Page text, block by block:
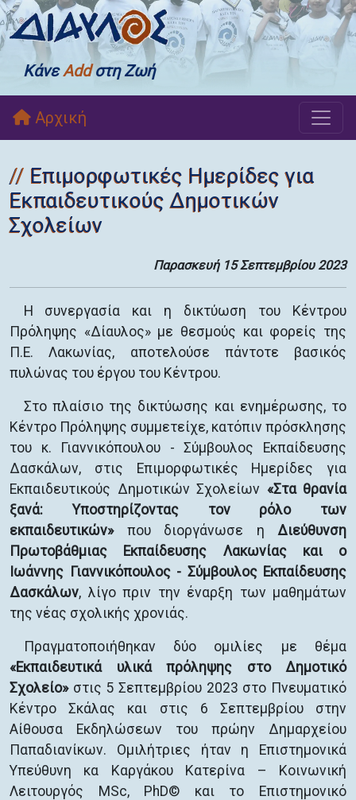
ΚάνεAddστη Ζωή
Αρχική
Επιμορφωτικές Ημερίδες για
Εκπαιδευτικούς Δημοτικών
Σχολείων
Παρασκευή 15 Σεπτεμβρίου 2023
Η συνεργασία και η δικτύωση του Κέντρου
Πρόληψης «Δίαυλος» με θεσμούς και φορείς της
Π.Ε. Λακωνίας, αποτελούσε πάντοτε βασικός
πυλώνας του έργου του Κέντρου.
Στο πλαίσιο της δικτύωσης και ενημέρωσης, το
Κέντρο Πρόληψης συμμετείχε, κατόπιν πρόσκλησης
του κ. Γιαννικόπουλου - Σύμβουλος Εκπαίδευσης
Δασκάλων, στις Επιμορφωτικές Ημερίδες για
Εκπαιδευτικούς Δημοτικών Σχολείων «Στα θρανία
ξανά: Υποστηρίζοντας τον ρόλο των
εκπαιδευτικών»που διοργάνωσε η Διεύθυνση
Πρωτοβάθμιας Εκπαίδευσης Λακωνίας και ο
Ιωάννης Γιαννικόπουλος - Σύμβουλος Εκπαίδευσης
Δασκάλων, λίγο πριν την έναρξη των μαθημάτων
της νέας σχολικής χρονιάς.
Πραγματοποιήθηκαν δύο ομιλίες με θέμα
«Εκπαιδευτικά υλικά πρόληψης στο Δημοτικό
Σχολείο»στις 5 Σεπτεμβρίου 2023 στο Πνευματικό
Κέντρο Σκάλας και στις 6 Σεπτεμβρίου στην
Αίθουσα Εκδηλώσεων του πρώην Δημαρχείου
Παπαδιανίκων. Ομιλήτριες ήταν η Επιστημονικά
Υπεύθυνη κα Καργάκου Κατερίνα – Κοινωνική
Λειτουργός MSc, PhD© και το Επιστημονικό